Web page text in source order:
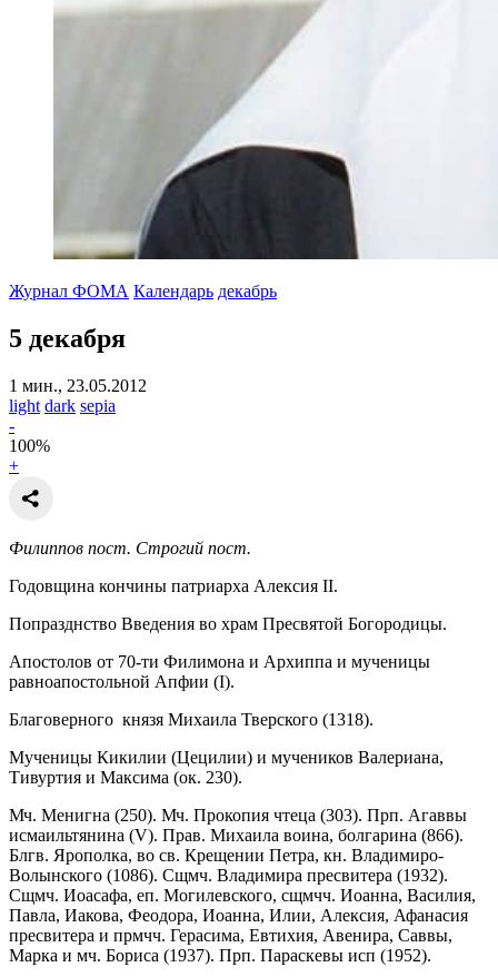
Журнал ФОМА Календарь декабрь
5 декабря
1 мин., 23.05.2012
light dark sepia
-
100%
+
Филиппов пост. Строгий пост.
Годовщина кончины патриарха Алексия II.
Попразднство Введения во храм Пресвятой Богородицы.
Апостолов от 70-ти Филимона и Архиппа и мученицы
равноапостольной Апфии (I).
Благоверного князя Михаила Тверского (1318).
Мученицы Кикилии (Цецилии) и мучеников Валериана,
Тивуртия и Максима (ок. 230).
Мч. Менигна (250). Мч. Прокопия чтеца (303). Прп. Агаввы
исмаильтянина (V). Прав. Михаила воина, болгарина (866).
Блгв. Ярополка, во св. Крещении Петра, кн. Владимиро-
Волынского (1086). Сщмч. Владимира пресвитера (1932).
Сщмч. Иоасафа, еп. Могилевского, сщмчч. Иоанна, Василия,
Павла, Иакова, Феодора, Иоанна, Илии, Алексия, Афанасия
пресвитера и прмчч. Герасима, Евтихия, Авенира, Саввы,
Марка и мч. Бориса (1937). Прп. Параскевы исп (1952).